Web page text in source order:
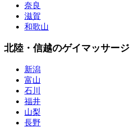
奈良
滋賀
和歌山
北陸・信越のゲイマッサージ
新潟
富山
石川
福井
山梨
長野